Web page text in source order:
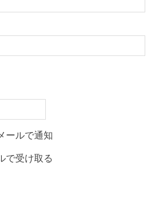
ールで通知
で受け取る